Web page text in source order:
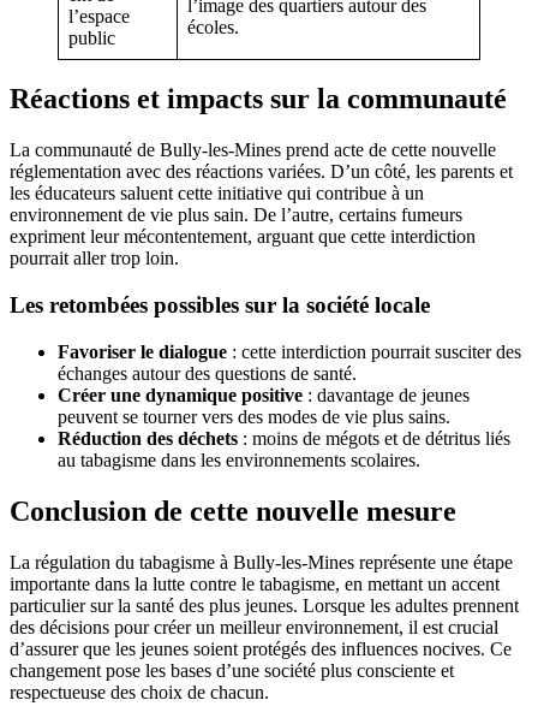
l’espace
public
l’image des quartiers autour des
écoles.
Réactions et impacts sur la communauté
La communauté de Bully-les-Mines prend acte de cette nouvelle
réglementation avec des réactions variées. D’un côté, les parents et
les éducateurs saluent cette initiative qui contribue à un
environnement de vie plus sain. De l’autre, certains fumeurs
expriment leur mécontentement, arguant que cette interdiction
pourrait aller trop loin.
Les retombées possibles sur la société locale
Favoriser le dialogue : cette interdiction pourrait susciter des
échanges autour des questions de santé.
Créer une dynamique positive : davantage de jeunes
peuvent se tourner vers des modes de vie plus sains.
Réduction des déchets : moins de mégots et de détritus liés
au tabagisme dans les environnements scolaires.
Conclusion de cette nouvelle mesure
La régulation du tabagisme à Bully-les-Mines représente une étape
importante dans la lutte contre le tabagisme, en mettant un accent
particulier sur la santé des plus jeunes. Lorsque les adultes prennent
des décisions pour créer un meilleur environnement, il est crucial
d’assurer que les jeunes soient protégés des influences nocives. Ce
changement pose les bases d’une société plus consciente et
respectueuse des choix de chacun.